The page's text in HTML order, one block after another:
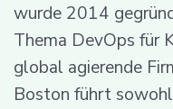
wurde 2014
Thema DevOps für
global agierende
Boston führt